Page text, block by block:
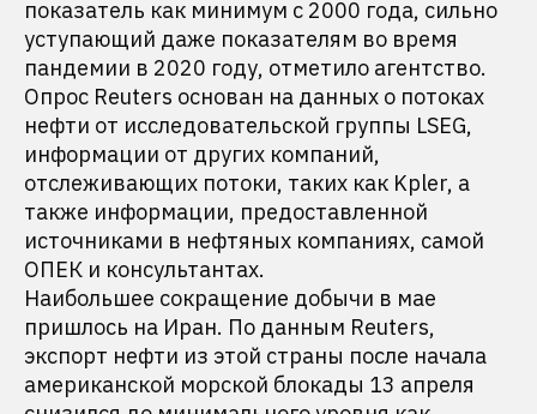
показатель как минимум с 2000 года, сильно
уступающий даже показателям во время
пандемии в 2020 году, отметило агентство.
Опрос Reuters основан на данных о потоках
нефти от исследовательской группы LSEG,
информации от других компаний,
отслеживающих потоки, таких как Kpler, а
также информации, предоставленной
источниками в нефтяных компаниях, самой
ОПЕК и консультантах.
Наибольшее сокращение добычи в мае
пришлось на Иран. По данным Reuters,
экспорт нефти из этой страны после начала
американской морской блокады 13 апреля